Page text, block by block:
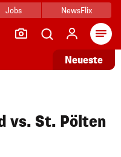
Jobs NewsFlix
Neueste
vs. St. Pölten